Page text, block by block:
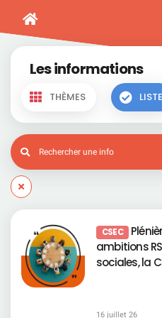
Les informations
THÈMES LISTE
CSEC
ambitions
sociales, la
16 juillet 26